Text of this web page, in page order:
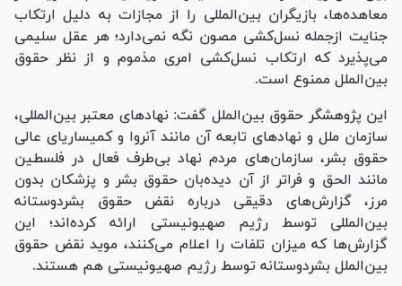
معاهده‌ها، بازیگران بین‌المللی را از مجازات به دلیل ارتکاب
جنایت ازجمله نسل‌کشی مصون نگه نمی‌دارد؛ هر عقل سلیمی
می‌پذیرد که ارتکاب نسل‌کشی امری مذموم و از نظر حقوق
بین‌الملل ممنوع است.
این پژوهشگر حقوق بین‌الملل گفت: نهاد‌های معتبر بین‌المللی،
سازمان ملل و نهاد‌های تابعه آن مانند آنروا و کمیساریای عالی
حقوق بشر، سازمان‌های مردم نهاد بی‌طرف فعال در فلسطین
مانند الحق و فراتر از آن دیده‌بان حقوق بشر و پزشکان بدون
مرز، گزارش‌های دقیقی درباره نقض حقوق بشردوستانه
بین‌المللی توسط رژیم صهیونیستی ارائه کرده‌اند؛ این
گزارش‌ها که میزان تلفات را اعلام می‌کنند، موید نقض حقوق
بین‌الملل بشردوستانه توسط رژیم صهیونیستی هم هستند.